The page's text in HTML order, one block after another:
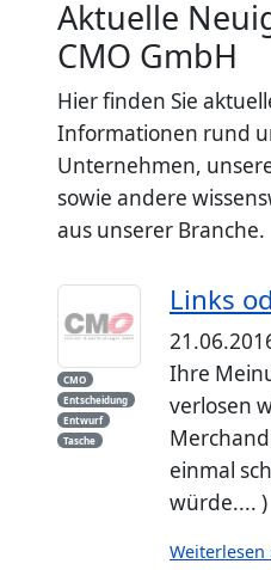
Aktuelle
CMO GmbH
Hier finden Sie
Informationen rund
Unternehmen,
sowie andere
aus unserer Branche.
CMO
Entscheidung
Entwurf
Tasche
Links
Ihre
verlosen
einmal
würde.... )
Weiterlesen